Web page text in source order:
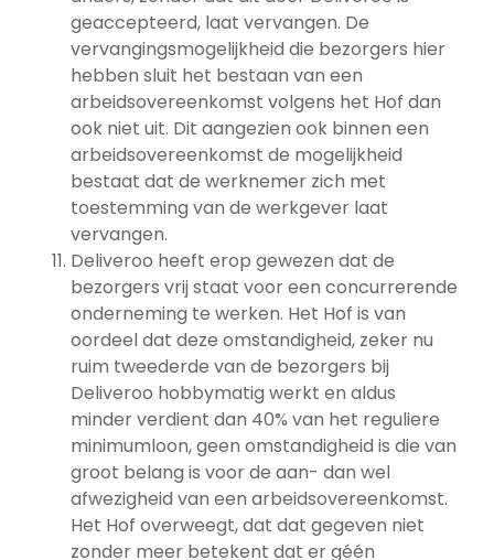
geaccepteerd, laat vervangen. De
vervangingsmogelijkheid die bezorgers hier
hebben sluit het bestaan van een
arbeidsovereenkomst volgens het Hof dan
ook niet uit. Dit aangezien ook binnen een
arbeidsovereenkomst de mogelijkheid
bestaat dat de werknemer zich met
toestemming van de werkgever laat
vervangen.
Deliveroo heeft erop gewezen dat de
bezorgers vrij staat voor een concurrerende
onderneming te werken. Het Hof is van
oordeel dat deze omstandigheid, zeker nu
ruim tweederde van de bezorgers bij
Deliveroo hobbymatig werkt en aldus
minder verdient dan 40% van het reguliere
minimumloon, geen omstandigheid is die van
groot belang is voor de aan- dan wel
afwezigheid van een arbeidsovereenkomst.
Het Hof overweegt, dat dat gegeven niet
zonder meer betekent dat er géén